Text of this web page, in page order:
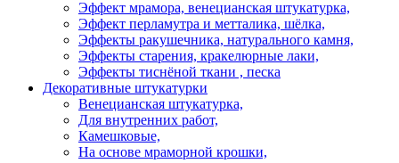
Эффект мрамора, венецианская штукатурка,
Эффект перламутра и метталика, шёлка,
Эффекты ракушечника, натурального камня,
Эффекты старения, кракелюрные лаки,
Эффекты тиснёной ткани , песка
Декоративные штукатурки
Венецианская штукатурка,
Для внутренних работ,
Камешковые,
На основе мраморной крошки,